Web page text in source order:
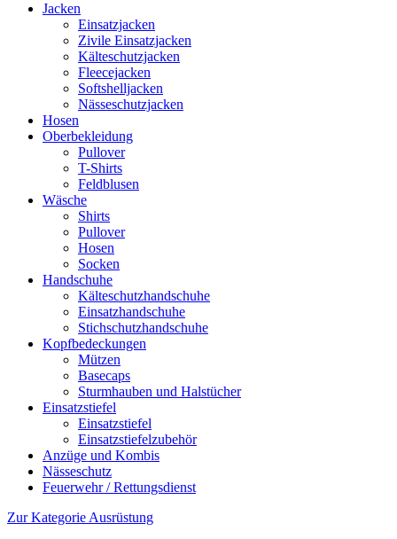
Jacken
Einsatzjacken
Zivile Einsatzjacken
Kälteschutzjacken
Fleecejacken
Softshelljacken
Nässeschutzjacken
Hosen
Oberbekleidung
Pullover
T-Shirts
Feldblusen
Wäsche
Shirts
Pullover
Hosen
Socken
Handschuhe
Kälteschutzhandschuhe
Einsatzhandschuhe
Stichschutzhandschuhe
Kopfbedeckungen
Mützen
Basecaps
Sturmhauben und Halstücher
Einsatzstiefel
Einsatzstiefel
Einsatzstiefelzubehör
Anzüge und Kombis
Nässeschutz
Feuerwehr / Rettungsdienst
Zur Kategorie Ausrüstung